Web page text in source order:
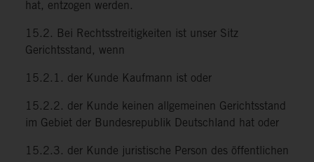
hat, entzogen werden.
15.2. Bei Rechtsstreitigkeiten ist unser Sitz
Gerichtsstand, wenn
15.2.1. der Kunde Kaufmann ist oder
15.2.2. der Kunde keinen allgemeinen Gerichtsstand
im Gebiet der Bundesrepublik Deutschland hat oder
15.2.3. der Kunde juristische Person des öffentlichen